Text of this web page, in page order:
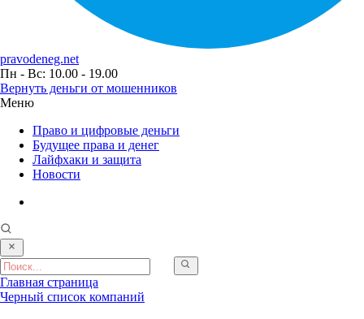
pravodeneg.net
Пн - Вс: 10.00 - 19.00
Вернуть деньги от мошенников
Меню
Право и цифровые деньги
Будущее права и денег
Лайфхаки и защита
Новости
Главная страница
Черный список компаний